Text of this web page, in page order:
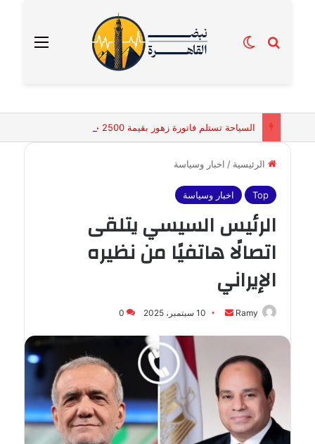
القائمة بحث عنالوضع المظلم
الرئيسية / اخبار وسياسة
Top اخبار وسياسة
الرئيس السيسي يتلقى
اتصالًا هاتفيًا من نظيره
الإيراني
Ramy
أرسل 10 سبتمبر، 2025 0